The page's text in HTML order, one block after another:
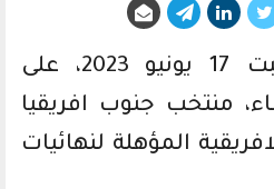
ستواجه اليوم السبت 17 يونيو 2023، على
منتخب جنوب افريقيا
المؤهلة لنهائيات